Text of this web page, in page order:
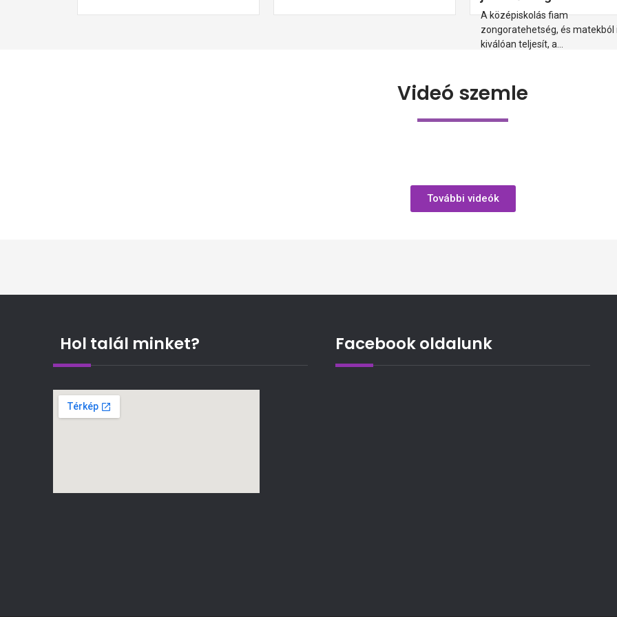
A középiskolás fiam
zongoratehetség, és matekból
kiválóan teljesít, a...
Videó szemle
További videók
Hol talál minket? Facebook oldalunk